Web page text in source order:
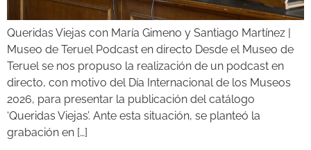
Queridas Viejas con María Gimeno y Santiago Martínez |
Museo de Teruel Podcast en directo Desde el Museo de
Teruel se nos propuso la realización de un podcast en
directo, con motivo del Día Internacional de los Museos
2026, para presentar la publicación del catálogo
‘Queridas Viejas’. Ante esta situación, se planteó la
grabación en […]